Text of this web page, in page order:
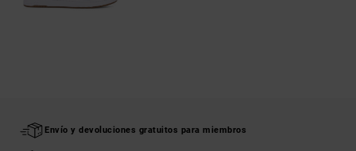
Envío y devoluciones gratuitos para miembros